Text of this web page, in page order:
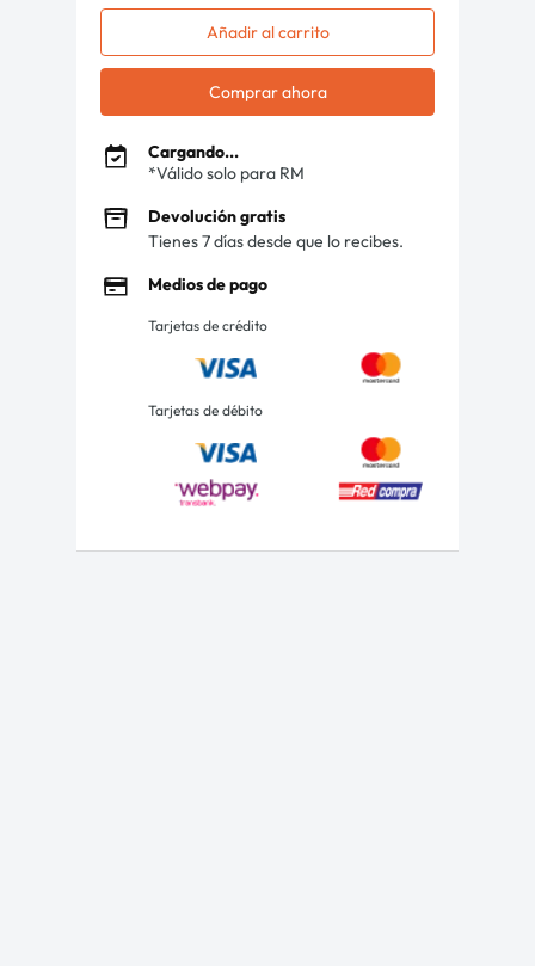
Añadir al carrito
Comprar ahora
Cargando...
*Válido solo para RM
Devolución gratis
Tienes 7 días desde que lo recibes.
Medios de pago
Tarjetas de crédito
Tarjetas de débito